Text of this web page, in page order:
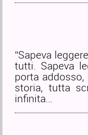
“Sapeva
tutti. Sapeva
porta
storia, tutta
infinita…